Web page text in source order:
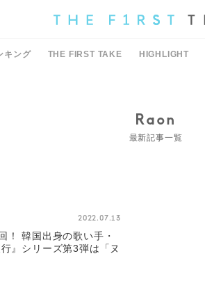
キング THE FIRST TAKE HIGHLIGHT
Raon
最新記事一覧
2022.07.13
！ 韓国出身の歌い手・
』シリーズ第3弾は「ヌ